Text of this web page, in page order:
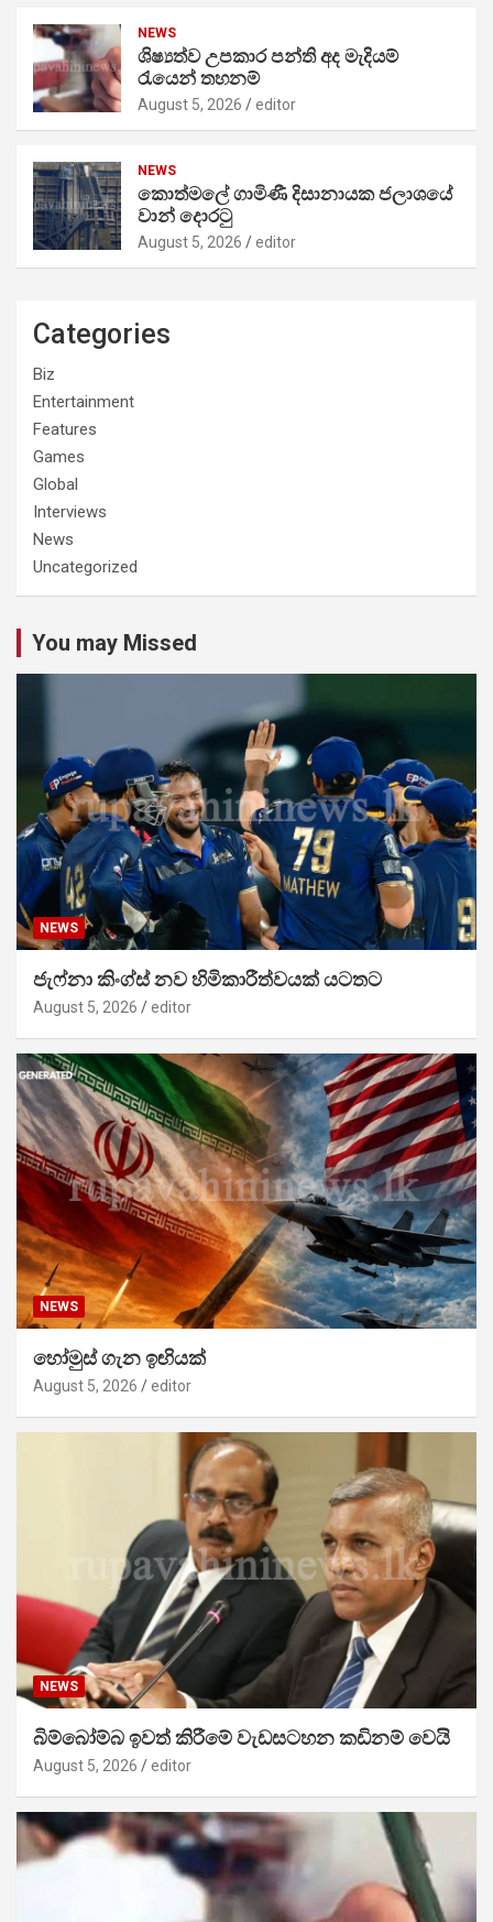
NEWS
ශිෂ්‍යත්ව උපකාර පන්ති අද මැදියම්
රැයෙන් තහනම්
August 5, 2026 editor
NEWS
කොත්මලේ ගාමිණී දිසානායක ජලාශයේ
වාන් දොරටු
August 5, 2026 editor
Categories
Biz
Entertainment
Features
Games
Global
Interviews
News
Uncategorized
You may Missed
NEWS
ජැෆ්නා කිංග්ස් නව හිමිකාරීත්වයක් යටතට
August 5, 2026 editor
NEWS
හෝමුස් ගැන ඉඟියක්
August 5, 2026 editor
NEWS
බිම්බෝම්බ ඉවත් කිරීමේ වැඩසටහන කඩිනම් වෙයි
August 5, 2026 editor